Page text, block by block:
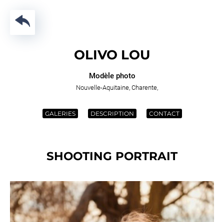
contenu
OLIVO LOU
Modèle photo
Nouvelle-Aquitaine Charente
GALERIES DESCRIPTION CONTACT
SHOOTING PORTRAIT